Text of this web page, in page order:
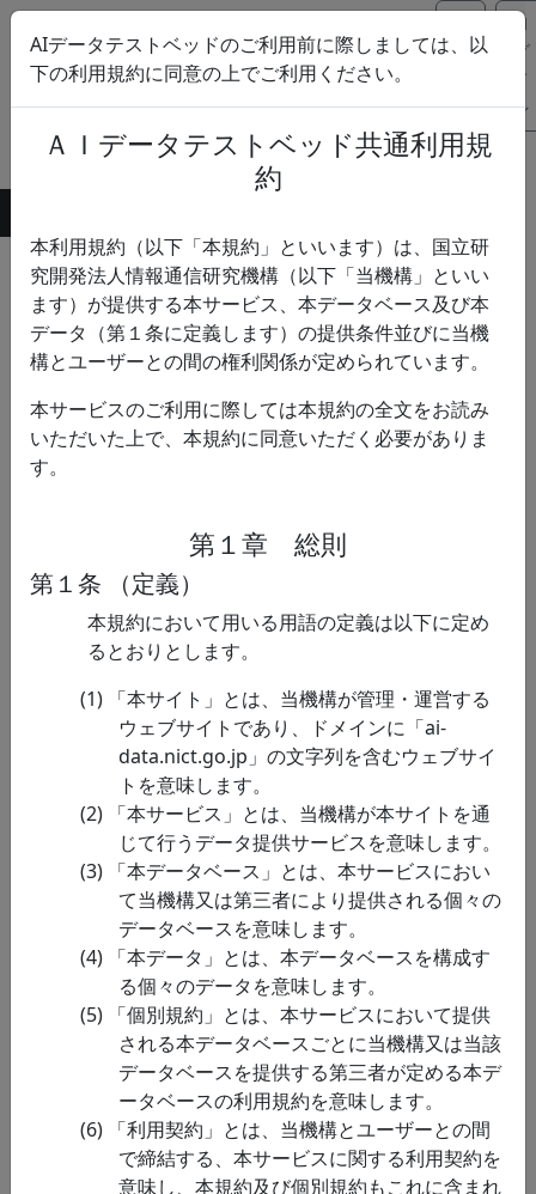
AIデータテストベッド
ー
ー
登
録
ロ
グ
イ
ン
検索結果
あいまい検索
詳細条件
検索
ンル
データセット名 説明
Brain Viewer
2012
Brain Viewer 2012 は、人が知
覚する様々な物体や動作カテ
ゴリが大脳皮質のどこでどの
ように表現されているかを可
視化するWebインターフェー
スです。様々な動画を視聴し
ている際の全脳活動記録…
バイオロジカル
モーション知覚の
時空間特性を調べ
るための刺激呈示
プログラムと行動
データ
このデータセットは，バイオ
ロジカルモーション知覚の時
空間的な脳内処理特性につい
て明らかにした学術論文
Chang, Troje, Ikegaya, Fujita,
Ban 2021 Cortex で用い…
自然動画視聴下
ヒト脳活動データ
（リンク先英文）
このデータセットは約3時間分
の動画を視聴している際のヒ
ト視覚関連領域（後頭葉）に
おける脳活動記録（fMRI記
録）を提供するものです。 デ
AIデータテストベッドのご利用前に際しましては、以
下の利用規約に同意の上でご利用ください。
ＡＩデータテストベッド共通利用規
約
本利用規約（以下「本規約」といいます）は、国立研
究開発法人情報通信研究機構（以下「当機構」といい
ます）が提供する本サービス、本データベース及び本
データ（第１条に定義します）の提供条件並びに当機
構とユーザーとの間の権利関係が定められています。
本サービスのご利用に際しては本規約の全文をお読み
いただいた上で、本規約に同意いただく必要がありま
す。
第１章 総則
第１条 （定義）
本規約において用いる用語の定義は以下に定め
るとおりとします。
「本サイト」とは、当機構が管理・運営する
ウェブサイトであり、ドメインに「ai-
data.nict.go.jp」の文字列を含むウェブサイ
トを意味します。
「本サービス」とは、当機構が本サイトを通
じて行うデータ提供サービスを意味します。
「本データベース」とは、本サービスにおい
て当機構又は第三者により提供される個々の
データベースを意味します。
「本データ」とは、本データベースを構成す
る個々のデータを意味します。
「個別規約」とは、本サービスにおいて提供
される本データベースごとに当機構又は当該
データベースを提供する第三者が定める本デ
ータベースの利用規約を意味します。
「利用契約」とは、当機構とユーザーとの間
で締結する、本サービスに関する利用契約を
意味し、本規約及び個別規約もこれに含まれ